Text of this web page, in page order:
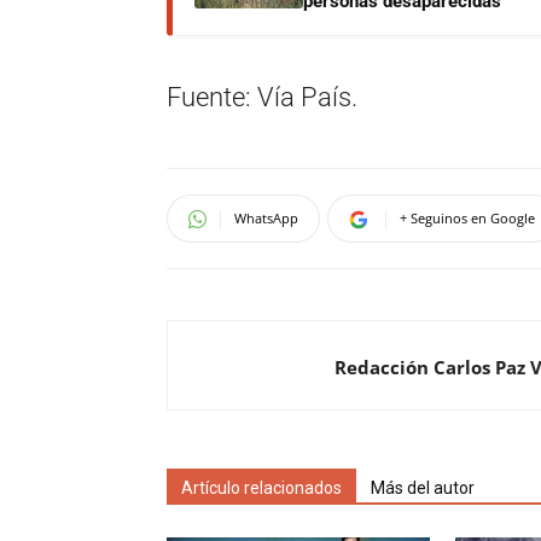
Fuente: Vía País.
WhatsApp + Seguinos en Google
Redacción Carlos Paz
Artículo relacionados Más del autor